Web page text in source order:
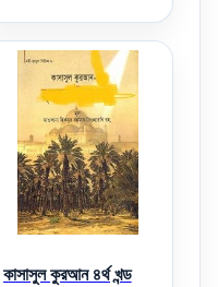
কাসাসুল কুরআন ৪র্থ খন্ড